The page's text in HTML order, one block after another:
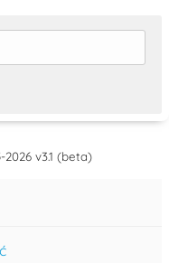
-2026 v3.1 (beta)